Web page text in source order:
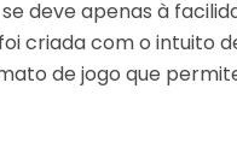
deve apenas à
criada com o intuito
de jogo que